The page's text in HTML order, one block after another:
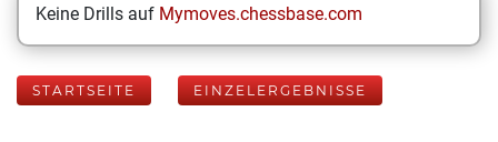
Keine Drills auf Mymoves.chessbase.com
STARTSEITE EINZELERGEBNISSE